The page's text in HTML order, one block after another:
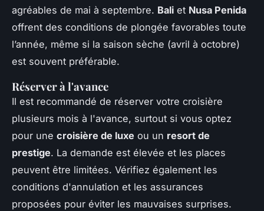
agréables de mai à septembre. Bali et Nusa Penida
offrent des conditions de plongée favorables toute
l’année, même si la saison sèche (avril à octobre)
est souvent préférable.
Réserver à l'avance
Il est recommandé de réserver votre croisière
plusieurs mois à l'avance, surtout si vous optez
pour une croisière de luxe ou un resort de
prestige. La demande est élevée et les places
peuvent être limitées. Vérifiez également les
conditions d'annulation et les assurances
proposées pour éviter les mauvaises surprises.